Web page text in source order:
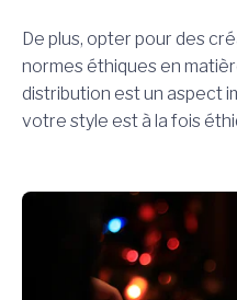
De plus, opter pour des
normes éthiques en
distribution est un aspect
votre style est à la fois